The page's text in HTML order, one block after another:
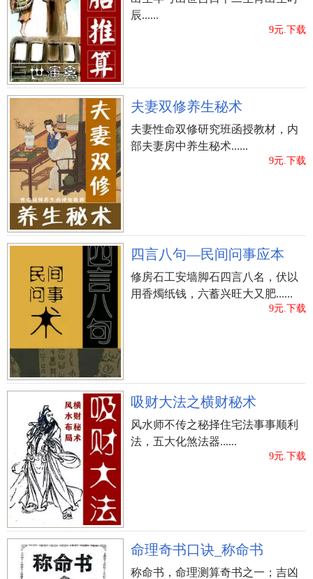
辰......
9元.下载
夫妻双修养生秘术
夫妻性命双修研究班函授教材，内
部夫妻房中养生秘术......
9元.下载
四言八句—民间问事应本
修房石工安墙脚石四言八名，伏以
用香燭纸钱，六蓄兴旺大又肥......
9元.下载
吸财大法之横财秘术
风水师不传之秘择住宅法事事顺利
法，五大化煞法器......
9元.下载
命理奇书口诀_称命书
称命书，命理测算奇书之一；吉凶